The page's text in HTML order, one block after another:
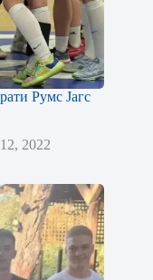
Румс Јагс
2022